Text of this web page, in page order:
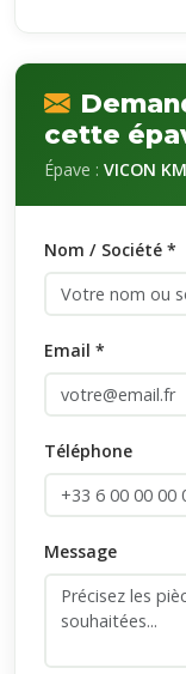
cette
Épave : VICON
Nom / Société *
Email *
Téléphone
Message